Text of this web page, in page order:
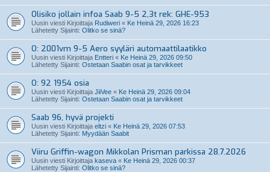
Olisiko jollain infoa Saab 9-5 2,3t rek: GHE-953
Uusin viesti Kirjoittaja Rudiweri « Ke Heinä 29, 2026 16:23
Lähetetty Sijainti: Olitko se sinä?
O: 2001vm 9-5 Aero syyläri automaattilaatikko
Uusin viesti Kirjoittaja Entteri « Ke Heinä 29, 2026 09:50
Lähetetty Sijainti: Ostetaan Saabin osat ja tarvikkeet
O: 92 1954 osia
Uusin viesti Kirjoittaja JiiVee « Ke Heinä 29, 2026 09:04
Lähetetty Sijainti: Ostetaan Saabin osat ja tarvikkeet
Saab 96, hyvä projekti
Uusin viesti Kirjoittaja eltzi « Ke Heinä 29, 2026 07:53
Lähetetty Sijainti: Myydään Saabit
Viiru Griffin-wagon Mikkolan Prisman parkissa 28.7.2026
Uusin viesti Kirjoittaja kaseva « Ke Heinä 29, 2026 00:37
Lähetetty Sijainti: Olitko se sinä?